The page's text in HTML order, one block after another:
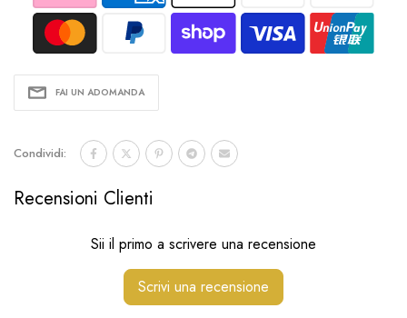
FAI UN ADOMANDA
Condividi:
Recensioni Clienti
Sii il primo a scrivere una recensione
Scrivi una recensione